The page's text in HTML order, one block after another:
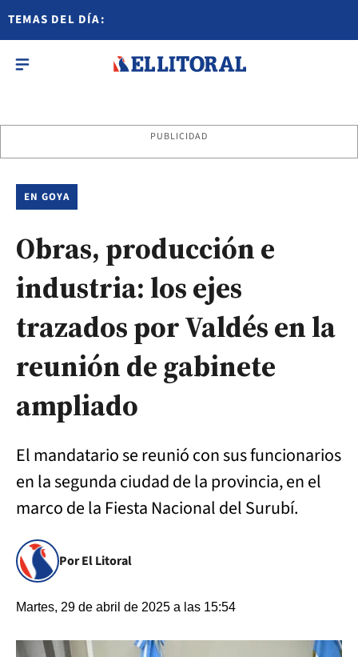
TEMAS DEL DÍA:
PUBLICIDAD
EN GOYA
Obras, producción e
industria: los ejes
trazados por Valdés en la
reunión de gabinete
ampliado
El mandatario se reunió con sus funcionarios
en la segunda ciudad de la provincia, en el
marco de la Fiesta Nacional del Surubí.
Por El Litoral
Martes, 29 de abril de 2025 a las 15:54